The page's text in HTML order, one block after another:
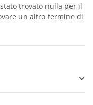
trovato nulla per il
un altro termine di